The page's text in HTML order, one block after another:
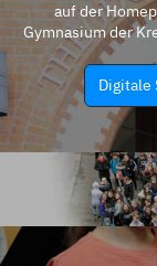
auf der
Gymnasium der
Digitale